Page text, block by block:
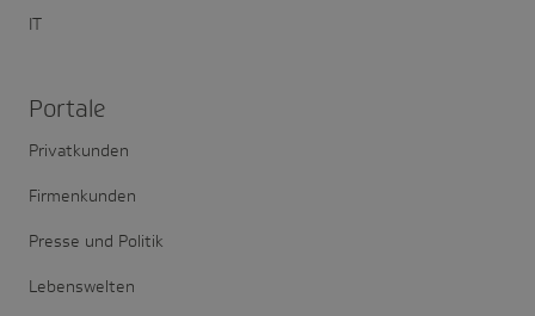
IT
Portale
Privatkunden
Firmenkunden
Presse und Politik
Lebenswelten